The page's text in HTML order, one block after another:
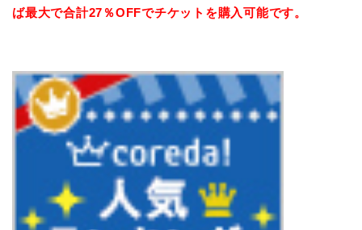
ば最大で合計27％OFFでチケットを購入可能です。